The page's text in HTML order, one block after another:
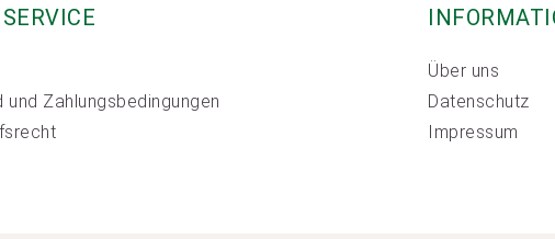
und Zahlungsbedingungen
Über uns
Datenschutz
Impressum